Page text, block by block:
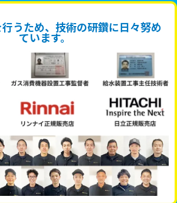
うため、技術の研鑽に日々努め
ています。